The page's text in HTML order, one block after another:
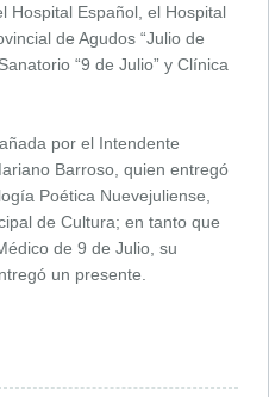
Hospital Español, el Hospital
de Agudos “Julio de
“9 de Julio” y Clínica
por el Intendente
Barroso, quien entregó
Poética Nuevejuliense,
de Cultura; en tanto que
de 9 de Julio, su
un presente.